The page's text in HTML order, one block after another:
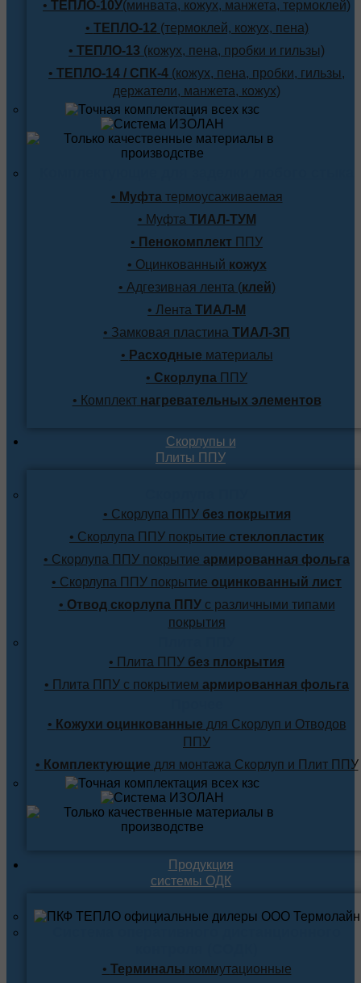
• ТЕПЛО-10У(минвата, кожух, манжета, термоклей)
• ТЕПЛО-12 (термоклей, кожух, пена)
• ТЕПЛО-13 (кожух, пена, пробки и гильзы)
• ТЕПЛО-14 / СПК-4 (кожух, пена, пробки, гильзы,
держатели, манжета, кожух)
• Муфтатермоусаживаемая
• Муфта ТИАЛ-ТУМ
• Пенокомплект ППУ
• Оцинкованный кожух
• Адгезивная лента (клей)
• Лента ТИАЛ-М
• Замковая пластина ТИАЛ-ЗП
• Расходные материалы
• Скорлупа ППУ
• Комплектнагревательных элементов
Скорлупы и
Плиты ППУ
• Скорлупа ППУбез покрытия
• Скорлупа ППУ покрытие стеклопластик
• Скорлупа ППУ покрытие армированная фольга
• Скорлупа ППУ покрытие оцинкованный лист
• Отвод скорлупа ППУс различными типами
покрытия
• Плита ППУ без плокрытия
• Плита ППУ с покрытием армированная фольга
• Кожухи оцинкованные для Скорлуп и Отводов
ППУ
• Комплектующие для монтажа Скорлуп и Плит ППУ
Продукция
системы ОДК
• Терминалы коммутационные